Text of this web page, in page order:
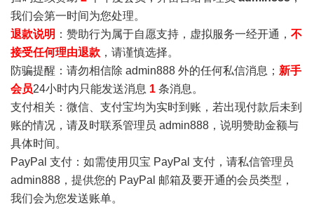
我们会第一时间为您处理。
退款说明 ：赞助行为属于自愿支持，虚拟服务一经开通， 不
接受任何理由退款 ，请谨慎选择。
防骗提醒：请勿相信除 admin888 外的任何私信消息； 新手
会员24小时内只能发送消息 1 条消息。
支付相关：微信、支付宝均为实时到账，若出现付款后未到
账的情况，请及时联系管理员 admin888，说明赞助金额与
具体时间。
PayPal 支付：如需使用贝宝 PayPal 支付，请私信管理员
admin888，提供您的 PayPal 邮箱及要开通的会员类型，
我们会为您发送账单。